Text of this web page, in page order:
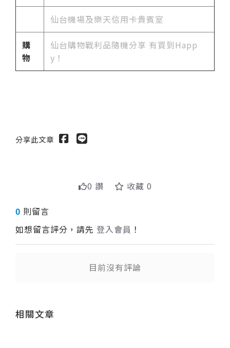
仙台機場及樂天信用卡貴賓室
購
物
仙台購物戰利品隨機分享 有買到Happ
y！
分享此文章
0 讚 收藏 0
0 則留言
如想留言評分，請先 登入會員 ！
目前沒有評論
相關文章